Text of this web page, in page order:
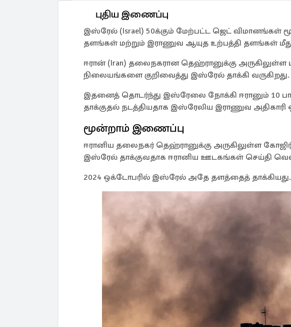
புதிய இணைப்பு
இஸ்ரேல் (Israel) 50க்கும் மேற்பட்ட ஜெட் விமானங்கள்
தளங்கள் மற்றும் இராணுவ ஆயுத உற்பத்தி தளங்கள் மீது
ஈரான் (Iran) தலைநகரான தெஹ்ரானுக்கு அருகிலுள்ள
நிலையங்களை குறிவைத்து இஸ்ரேல் தாக்கி வருகிறது.
இதனைத் தொடர்ந்து இஸ்ரேலை நோக்கி ஈரானும் 10
தாக்குதல் நடத்தியதாக இஸ்ரேலிய இராணுவ அதிகாரி
மூன்றாம் இணைப்பு
ஈரானிய தலைநகர் தெஹ்ரானுக்கு அருகிலுள்ள
இஸ்ரேல் தாக்குவதாக ஈரானிய ஊடகங்கள் செய்தி
2024 ஒக்டோபரில் இஸ்ரேல் அதே தளத்தைத் தாக்கியது.